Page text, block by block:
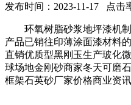
发布时间：2023-11-17 点击
环氧树脂砂浆地坪漆机制
产品已销往印薄涂面漆材料
直销优质型黑刚玉生产玻化
球场地金刚砂商家冬天可磨
框架石英砂厂家价格商业资